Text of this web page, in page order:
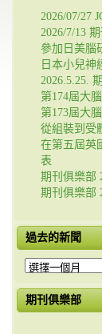
2026/07/27
2026/7/13
參加日美腦
日本小兒神
2026.5.25.
第174屆大
第173屆大
從組裝到受
在第五屆英
表
期刊俱樂部
期刊俱樂部
過去的新聞
過
的
新
期刊俱樂部